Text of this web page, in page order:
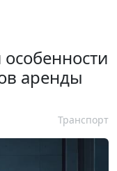
аренды
Транспорт